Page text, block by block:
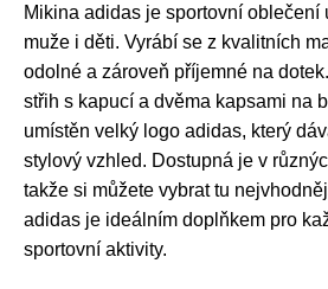
Mikina adidas je sportovní oblečení
muže i děti. Vyrábí se z kvalitních
odolné a zároveň příjemné na
střih s kapucí a dvěma kapsami na
umístěn velký logo adidas, který
stylový vzhled. Dostupná je v
takže si můžete vybrat tu
adidas je ideálním doplňkem pro
sportovní aktivity.